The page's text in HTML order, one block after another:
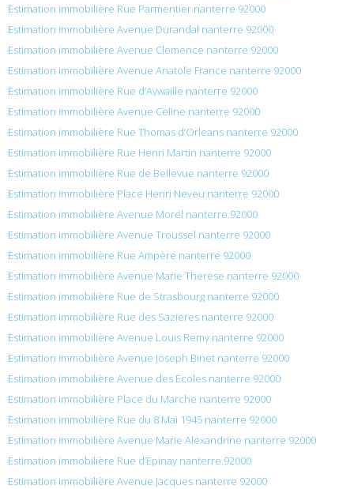
Estimation immobilière Rue Parmentier nanterre 92000
Estimation immobilière Avenue Durandal nanterre 92000
Estimation immobilière Avenue Clemence nanterre 92000
Estimation immobilière Avenue Anatole France nanterre 92000
Estimation immobilière Rue d’Aywaille nanterre 92000
Estimation immobilière Avenue Celine nanterre 92000
Estimation immobilière Rue Thomas d’Orleans nanterre 92000
Estimation immobilière Rue Henri Martin nanterre 92000
Estimation immobilière Rue de Bellevue nanterre 92000
Estimation immobilière Place Henri Neveu nanterre 92000
Estimation immobilière Avenue Morel nanterre 92000
Estimation immobilière Avenue Troussel nanterre 92000
Estimation immobilière Rue Ampère nanterre 92000
Estimation immobilière Avenue Marie Therese nanterre 92000
Estimation immobilière Rue de Strasbourg nanterre 92000
Estimation immobilière Rue des Sazieres nanterre 92000
Estimation immobilière Avenue Louis Remy nanterre 92000
Estimation immobilière Avenue Joseph Binet nanterre 92000
Estimation immobilière Avenue des Écoles nanterre 92000
Estimation immobilière Place du Marche nanterre 92000
Estimation immobilière Rue du 8 Mai 1945 nanterre 92000
Estimation immobilière Avenue Marie Alexandrine nanterre 92000
Estimation immobilière Rue d’Epinay nanterre 92000
Estimation immobilière Avenue Jacques nanterre 92000